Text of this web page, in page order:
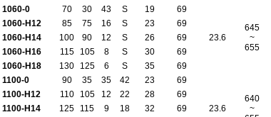
1060-0
70 30 43 S 19 69
23.6
645
~
655
1060-H12
85 75 16 S 23 69
1060-H14
100 90 12 S 26 69
1060-H16
115 105 8 S 30 69
1060-H18
130 125 6 S 35 69
1100-0
90 35 35 42 23 69
23.6
640
~
1100-H12
110 105 12 22 28 69
1100-H14
125 115 9 18 32 69